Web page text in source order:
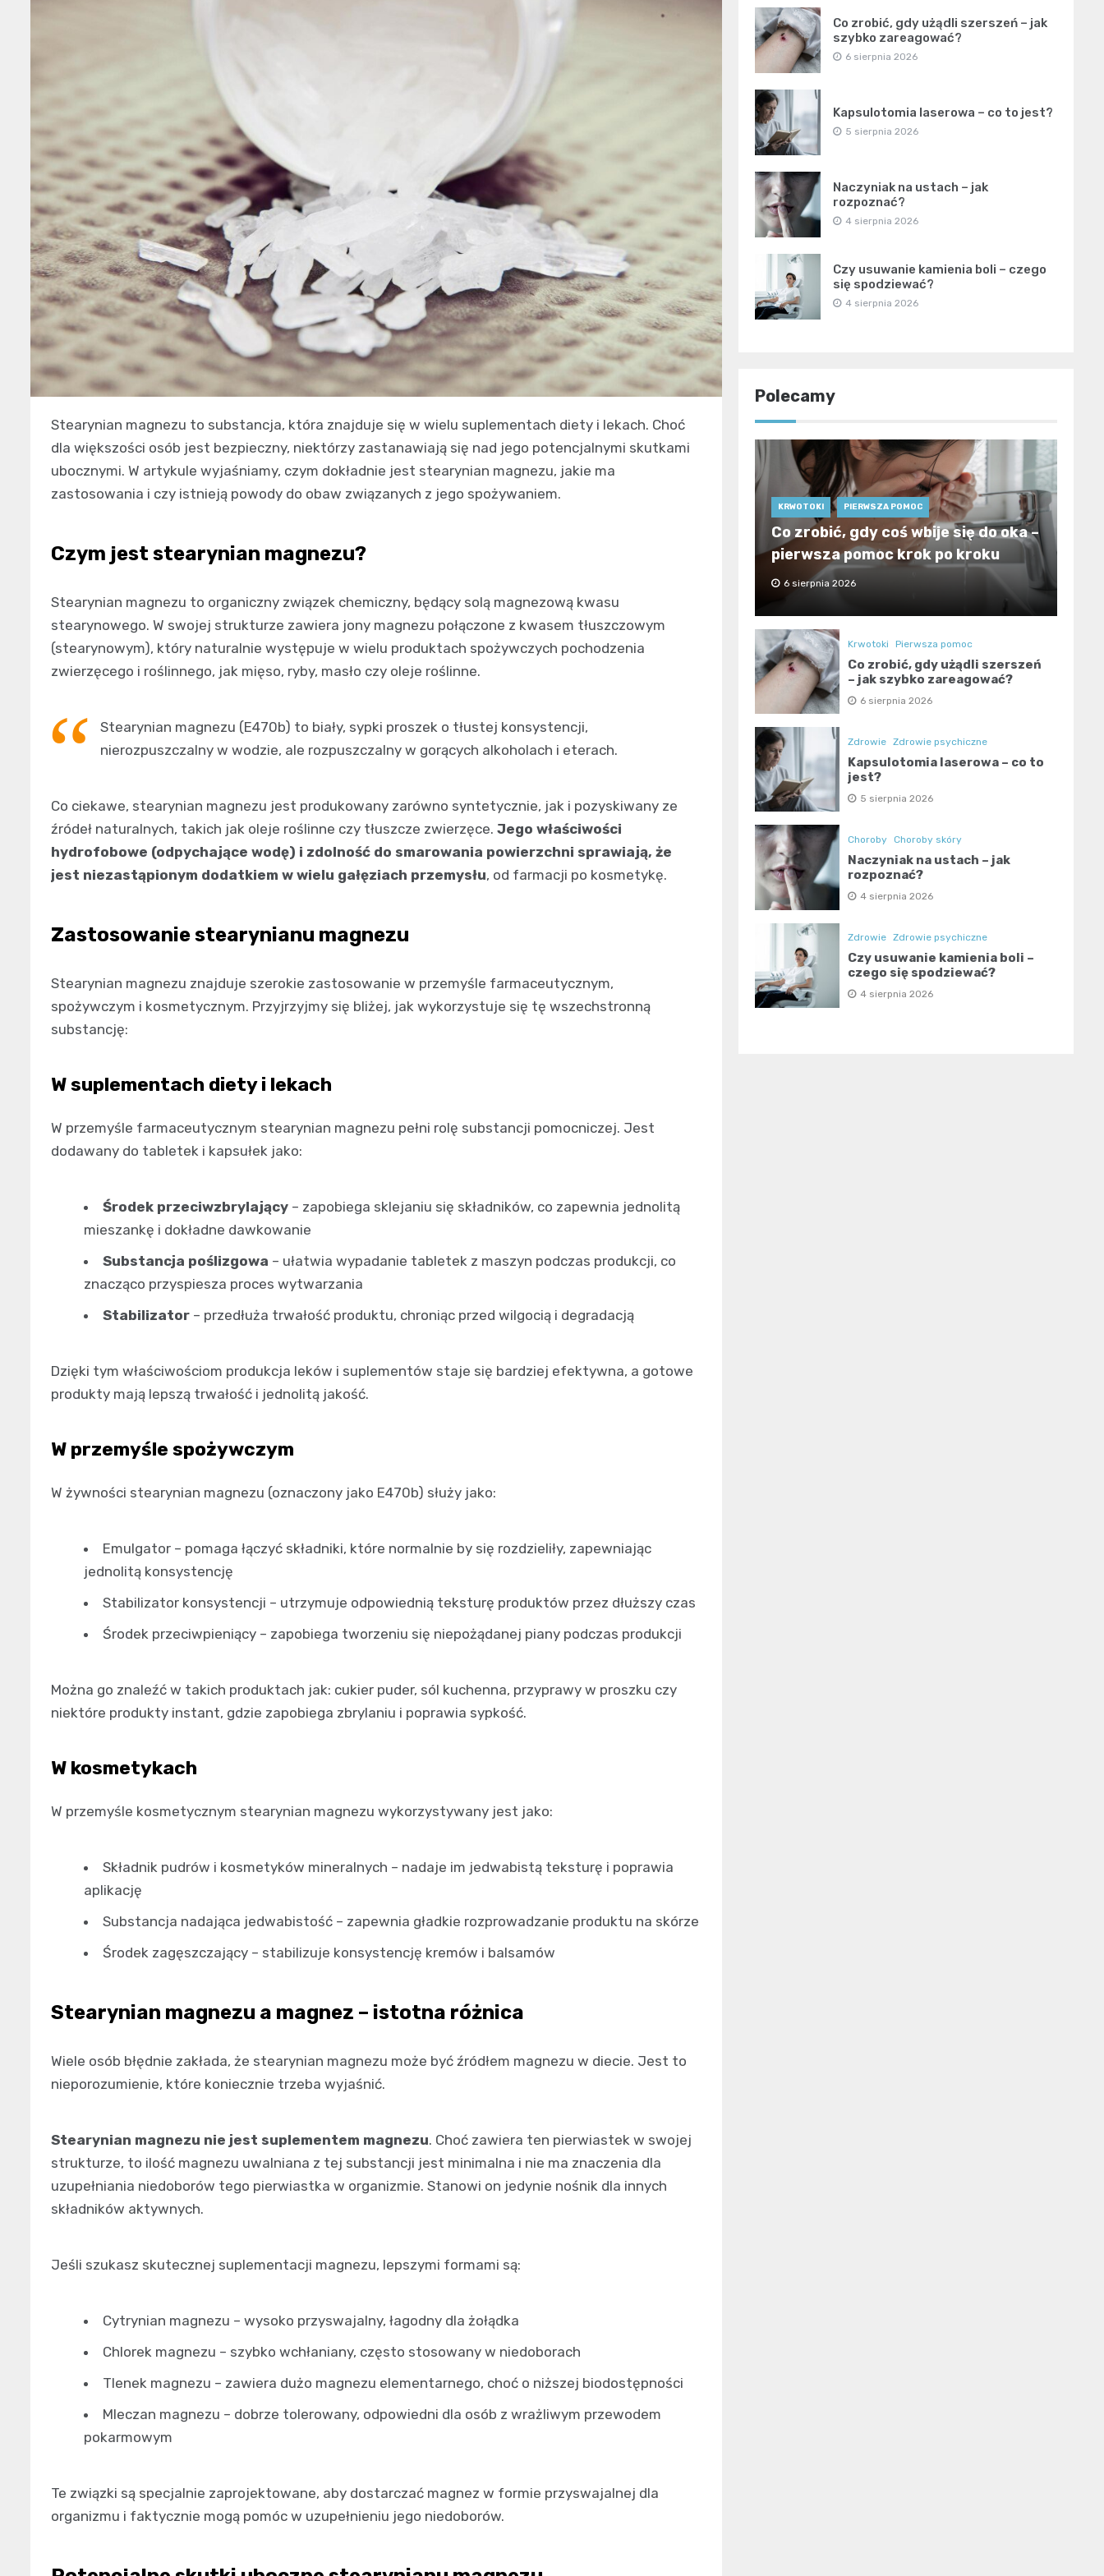
Stearynian magnezu to substancja, która znajduje się w wielu suplementach diety i lekach. Choć
dla większości osób jest bezpieczny, niektórzy zastanawiają się nad jego potencjalnymi skutkami
ubocznymi. W artykule wyjaśniamy, czym dokładnie jest stearynian magnezu, jakie ma
zastosowania i czy istnieją powody do obaw związanych z jego spożywaniem.
Czym jest stearynian magnezu?
Stearynian magnezu to organiczny związek chemiczny, będący solą magnezową kwasu
stearynowego. W swojej strukturze zawiera jony magnezu połączone z kwasem tłuszczowym
(stearynowym), który naturalnie występuje w wielu produktach spożywczych pochodzenia
zwierzęcego i roślinnego, jak mięso, ryby, masło czy oleje roślinne.
Stearynian magnezu (E470b) to biały, sypki proszek o tłustej konsystencji,
nierozpuszczalny w wodzie, ale rozpuszczalny w gorących alkoholach i eterach.
Co ciekawe, stearynian magnezu jest produkowany zarówno syntetycznie, jak i pozyskiwany ze
źródeł naturalnych, takich jak oleje roślinne czy tłuszcze zwierzęce. Jego właściwości
hydrofobowe (odpychające wodę) i zdolność do smarowania powierzchni sprawiają, że
jest niezastąpionym dodatkiem w wielu gałęziach przemysłu, od farmacji po kosmetykę.
Zastosowanie stearynianu magnezu
Stearynian magnezu znajduje szerokie zastosowanie w przemyśle farmaceutycznym,
spożywczym i kosmetycznym. Przyjrzyjmy się bliżej, jak wykorzystuje się tę wszechstronną
substancję:
W suplementach diety i lekach
W przemyśle farmaceutycznym stearynian magnezu pełni rolę substancji pomocniczej. Jest
dodawany do tabletek i kapsułek jako:
Środek przeciwzbrylający – zapobiega sklejaniu się składników, co zapewnia jednolitą
mieszankę i dokładne dawkowanie
Substancja poślizgowa – ułatwia wypadanie tabletek z maszyn podczas produkcji, co
znacząco przyspiesza proces wytwarzania
Stabilizator – przedłuża trwałość produktu, chroniąc przed wilgocią i degradacją
Dzięki tym właściwościom produkcja leków i suplementów staje się bardziej efektywna, a gotowe
produkty mają lepszą trwałość i jednolitą jakość.
W przemyśle spożywczym
W żywności stearynian magnezu (oznaczony jako E470b) służy jako:
Emulgator – pomaga łączyć składniki, które normalnie by się rozdzieliły, zapewniając
jednolitą konsystencję
Stabilizator konsystencji – utrzymuje odpowiednią teksturę produktów przez dłuższy czas
Środek przeciwpieniący – zapobiega tworzeniu się niepożądanej piany podczas produkcji
Można go znaleźć w takich produktach jak: cukier puder, sól kuchenna, przyprawy w proszku czy
niektóre produkty instant, gdzie zapobiega zbrylaniu i poprawia sypkość.
W kosmetykach
W przemyśle kosmetycznym stearynian magnezu wykorzystywany jest jako:
Składnik pudrów i kosmetyków mineralnych – nadaje im jedwabistą teksturę i poprawia
aplikację
Substancja nadająca jedwabistość – zapewnia gładkie rozprowadzanie produktu na skórze
Środek zagęszczający – stabilizuje konsystencję kremów i balsamów
Stearynian magnezu a magnez – istotna różnica
Wiele osób błędnie zakłada, że stearynian magnezu może być źródłem magnezu w diecie. Jest to
nieporozumienie, które koniecznie trzeba wyjaśnić.
Stearynian magnezu nie jest suplementem magnezu. Choć zawiera ten pierwiastek w swojej
strukturze, to ilość magnezu uwalniana z tej substancji jest minimalna i nie ma znaczenia dla
uzupełniania niedoborów tego pierwiastka w organizmie. Stanowi on jedynie nośnik dla innych
składników aktywnych.
Jeśli szukasz skutecznej suplementacji magnezu, lepszymi formami są:
Cytrynian magnezu – wysoko przyswajalny, łagodny dla żołądka
Chlorek magnezu – szybko wchłaniany, często stosowany w niedoborach
Tlenek magnezu – zawiera dużo magnezu elementarnego, choć o niższej biodostępności
Mleczan magnezu – dobrze tolerowany, odpowiedni dla osób z wrażliwym przewodem
pokarmowym
Te związki są specjalnie zaprojektowane, aby dostarczać magnez w formie przyswajalnej dla
organizmu i faktycznie mogą pomóc w uzupełnieniu jego niedoborów.
Co zrobić, gdy użądli szerszeń – jak
szybko zareagować?
6 sierpnia 2026
Kapsulotomia laserowa – co to jest?
5 sierpnia 2026
Naczyniak na ustach – jak
rozpoznać?
4 sierpnia 2026
Czy usuwanie kamienia boli – czego
się spodziewać?
4 sierpnia 2026
Polecamy
KRWOTOKI PIERWSZA POMOC
Co zrobić, gdy coś wbije się do oka –
pierwsza pomoc krok po kroku
6 sierpnia 2026
Krwotoki Pierwsza pomoc
Co zrobić, gdy użądli szerszeń
– jak szybko zareagować?
6 sierpnia 2026
Zdrowie Zdrowie psychiczne
Kapsulotomia laserowa – co to
jest?
5 sierpnia 2026
Choroby Choroby skóry
Naczyniak na ustach – jak
rozpoznać?
4 sierpnia 2026
Zdrowie Zdrowie psychiczne
Czy usuwanie kamienia boli –
czego się spodziewać?
4 sierpnia 2026